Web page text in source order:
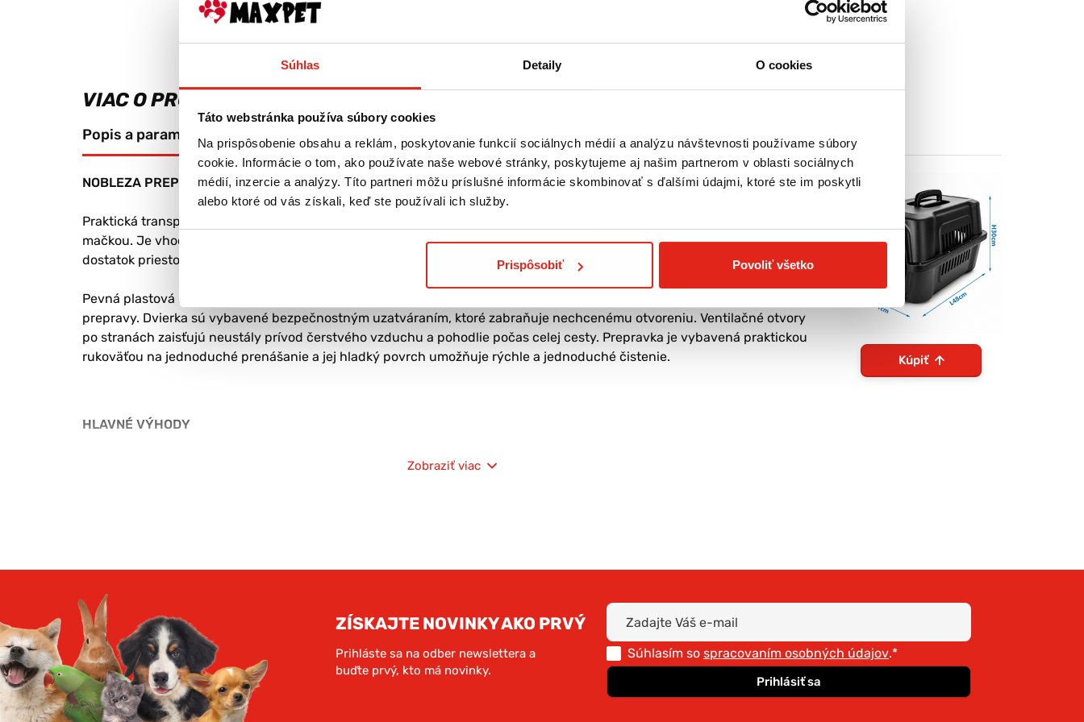
Súhlas Detaily O cookies
Táto webstránka používa súbory cookies
Na prispôsobenie obsahu a reklám, poskytovanie funkcií sociálnych médií a analýzu návštevnosti používame súbory
cookie. Informácie o tom, ako používate naše webové stránky, poskytujeme aj našim partnerom v oblasti sociálnych
médií, inzercie a analýzy. Títo partneri môžu príslušné informácie skombinovať s ďalšími údajmi, ktoré ste im poskytli
alebo ktoré od vás získali, keď ste používali ich služby.
Prispôsobiť Povoliť všetko
VIAC O PRODUKTE
Popis a parametre Výrobca
NOBLEZA PREPRAVKA ČIERNA 48X31X30CM
Praktická transportná prepravka Nobleza je ideálnym riešením na bezpečné a pohodlné cestovanie so psom alebo
mačkou. Je vhodná na návštevy veterinára, cestovanie autom aj ďalšie presuny, pričom poskytuje domácemu miláčikovi
dostatok priestoru a pocit bezpečia.
Pevná plastová konštrukcia v kombinácii s kovovými dvierkami zabezpečuje vysokú odolnosť a spoľahlivú ochranu počas
prepravy. Dvierka sú vybavené bezpečnostným uzatváraním, ktoré zabraňuje nechcenému otvoreniu. Ventilačné otvory
po stranách zaisťujú neustály prívod čerstvého vzduchu a pohodlie počas celej cesty. Prepravka je vybavená praktickou
rukoväťou na jednoduché prenášanie a jej hladký povrch umožňuje rýchle a jednoduché čistenie.
HLAVNÉ VÝHODY
praktická rukoväť na pohodlné prenášanie
PARAMETRE
Rozmery: 48 × 31 × 30 cm
Maximálna nosnosť: 5 kg
Materiál: PP plast, kov
Zobraziť viac
Kúpiť
ZÍSKAJTE NOVINKY AKO PRVÝ
Prihláste sa na odber newslettera a
buďte prvý, kto má novinky.
Súhlasím so spracovaním osobných údajov.*
Prihlásiť sa